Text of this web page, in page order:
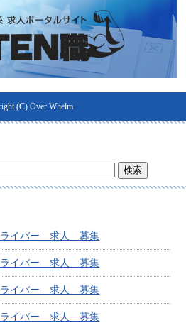
(C) Over Whelm
イバー 求人 募集
イバー 求人 募集
イバー 求人 募集
イバー 求人 募集